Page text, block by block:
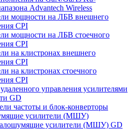
Advantech Wireless
мощности на ЛБВ внешнего
CPI
мощности на ЛБВ стоечного
CPI
на клистронах внешнего
CPI
на клистронах стоечного
CPI
управления усилителями
GD
частоты и блок-конверторы
усилители (МШУ)
усилители (МШУ) GD